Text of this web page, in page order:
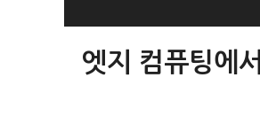
엣지 컴퓨팅에